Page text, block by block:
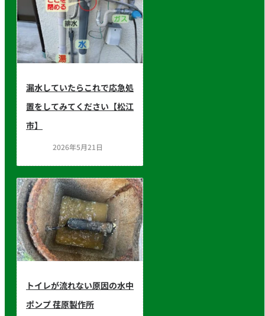
漏水していたらこれで応急処
置をしてみてください【松江
市】
2026年5月21日
トイレが流れない原因の水中
ポンプ 荏原製作所